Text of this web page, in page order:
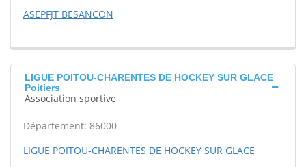
ASEPFJT BESANCON
LIGUE POITOU-CHARENTES DE HOCKEY SUR GLACE
Poitiers
Association sportive
Département: 86000
LIGUE POITOU-CHARENTES DE HOCKEY SUR GLACE